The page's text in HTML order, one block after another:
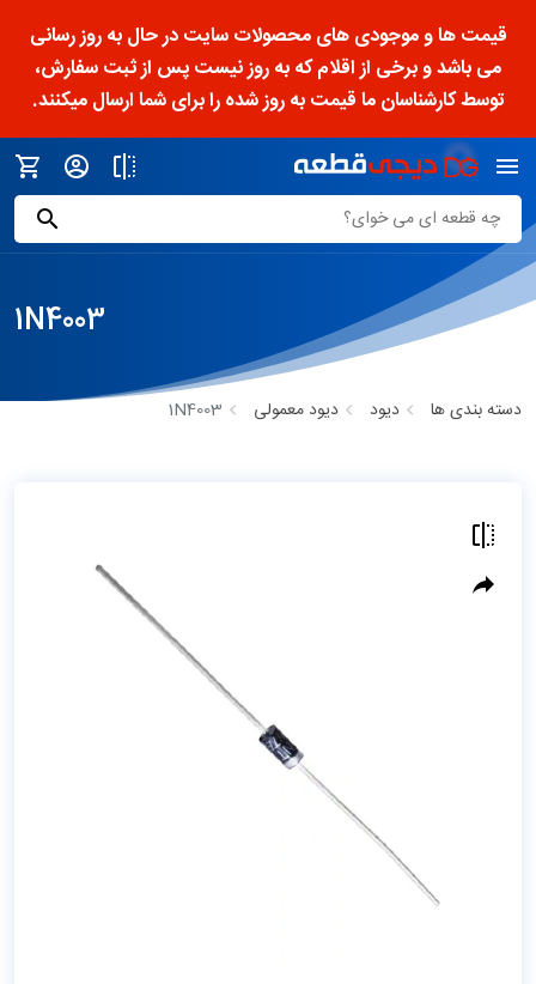
قیمت ها و موجودی های محصولات سایت در حال به روز رسانی
می باشد و برخی از اقلام که به روز نیست پس از ثبت سفارش،
توسط کارشناسان ما قیمت به روز شده را برای شما ارسال میکنند.
1N4003
دسته بندی ها دیود دیود معمولی 1N4003